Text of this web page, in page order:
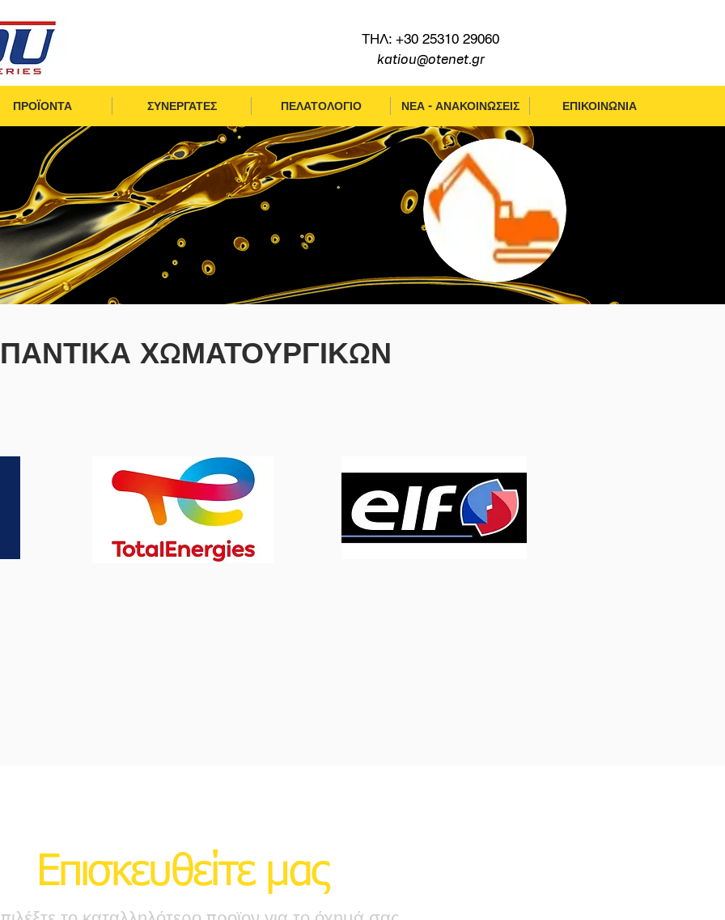
ΤΗΛ: +30 25310 29060
katiou@otenet.gr
ΠΡΟΪΟΝΤΑ ΣΥΝΕΡΓΑΤΕΣ ΠΕΛΑΤΟΛΟΓΙΟ ΝΕΑ - ΑΝΑΚΟΙΝΩΣΕΙΣ ΕΠΙΚΟΙΝΩΝΙΑ
ΧΩΜΑΤΟΥΡΓΙΚΩΝ
Επισκευθείτε μας